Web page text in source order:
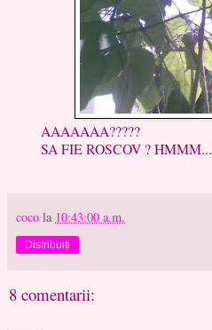
AAAAAAA?????
SA FIE ROSCOV ? HMMM...
coco la 10:43:00 a.m.
Distribuiți
8 comentarii: